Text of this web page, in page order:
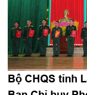
Bộ CHQS tỉnh